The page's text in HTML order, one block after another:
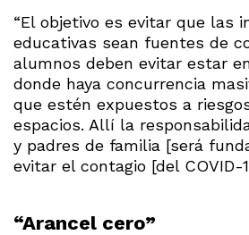
“El objetivo es evitar que las
educativas sean fuentes de
alumnos deben evitar estar
donde haya concurrencia
que estén expuestos a
espacios. Allí la
y padres de familia [será
evitar el contagio [del COVID-
“Arancel cero”